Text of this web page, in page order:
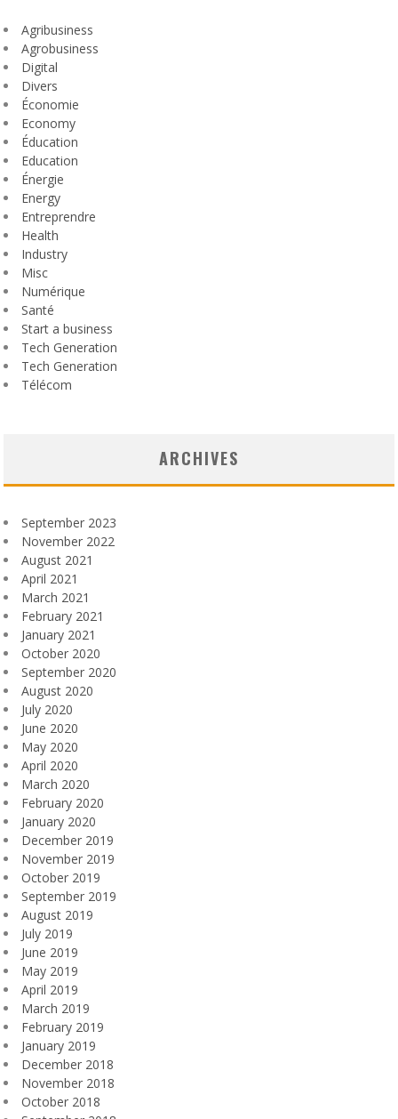
Agribusiness
Agrobusiness
Digital
Divers
Économie
Economy
Éducation
Education
Énergie
Energy
Entreprendre
Health
Industry
Misc
Numérique
Santé
Start a business
Tech Generation
Tech Generation
Télécom
ARCHIVES
September 2023
November 2022
August 2021
April 2021
March 2021
February 2021
January 2021
October 2020
September 2020
August 2020
July 2020
June 2020
May 2020
April 2020
March 2020
February 2020
January 2020
December 2019
November 2019
October 2019
September 2019
August 2019
July 2019
June 2019
May 2019
April 2019
March 2019
February 2019
January 2019
December 2018
November 2018
October 2018